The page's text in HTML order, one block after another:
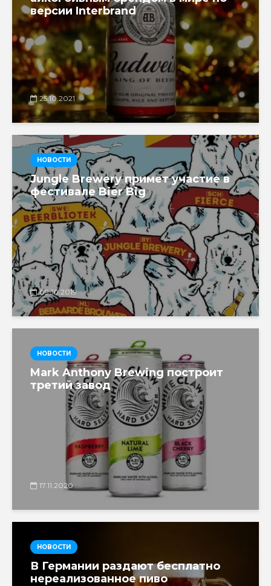
версии Interbrand
25.10.2021
НОВОСТИ
Jungle Brewery примет участие в
фестивале Bier Big
09.10.2019
НОВОСТИ
Mark Anthony Brewing построит
третий завод
17.11.2020
НОВОСТИ
В Германии раздают бесплатно
нереализованное пиво